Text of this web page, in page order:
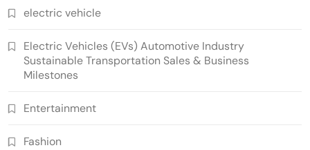
electric vehicle
Electric Vehicles (EVs) Automotive Industry
Sustainable Transportation Sales & Business
Milestones
Entertainment
Fashion